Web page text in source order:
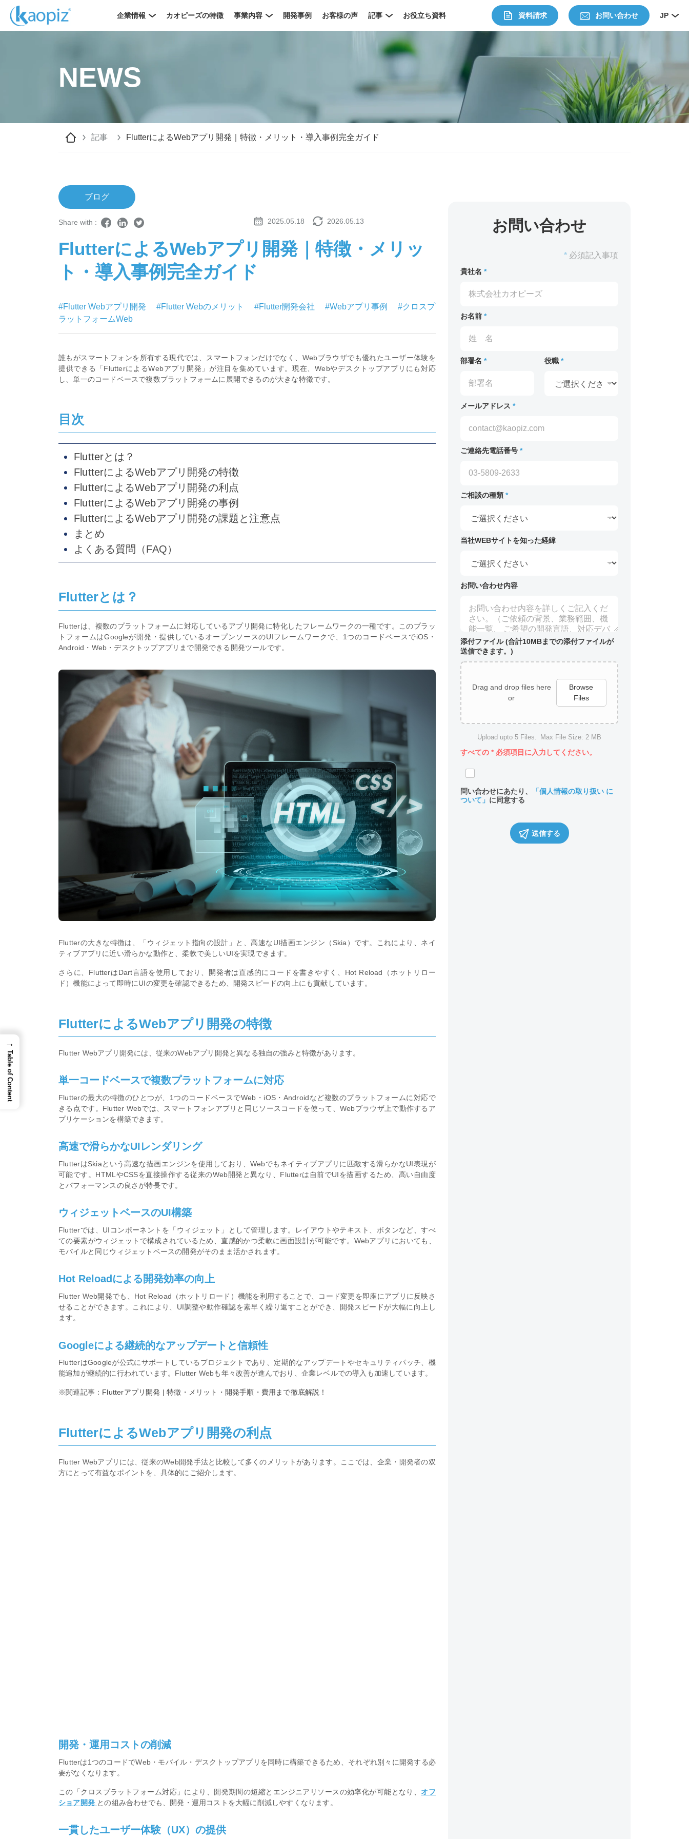
企業情報 カオピーズの特徴 事業内容 開発事例 お客様の声 記事 お役立ち資料 JP
資料請求 お問い合わせ
NEWS
記事 FlutterによるWebアプリ開発｜特徴・メリット・導入事例完全ガイド
ブログ
Share with : 2025.05.18 2026.05.13
FlutterによるWebアプリ開発｜特徴・メリッ
ト・導入事例完全ガイド
#Flutter Webアプリ開発 #Flutter Webのメリット #Flutter開発会社 #Webアプリ事例
#クロスプ
ラットフォームWeb
誰もがスマートフォンを所有する現代では、スマートフォンだけでなく、Webブラウザでも優れたユーザー体験を
提供できる「FlutterによるWebアプリ開発」が注目を集めています。現在、Webやデスクトップアプリにも対応
し、単一のコードベースで複数プラットフォームに展開できるのが大きな特徴です。
目次
Flutterとは？
FlutterによるWebアプリ開発の特徴
FlutterによるWebアプリ開発の利点
FlutterによるWebアプリ開発の事例
FlutterによるWebアプリ開発の課題と注意点
まとめ
よくある質問（FAQ）
Flutterとは？
Flutterは、複数のプラットフォームに対応しているアプリ開発に特化したフレームワークの一種です。このプラッ
トフォームはGoogleが開発・提供しているオープンソースのUIフレームワークで、1つのコードベースでiOS・
Android・Web・デスクトップアプリまで開発できる開発ツールです。
Flutterの大きな特徴は、「ウィジェット指向の設計」と、高速なUI描画エンジン（Skia）です。これにより、ネイ
ティブアプリに近い滑らかな動作と、柔軟で美しいUIを実現できます。
さらに、FlutterはDart言語を使用しており、開発者は直感的にコードを書きやすく、Hot Reload（ホットリロー
ド）機能によって即時にUIの変更を確認できるため、開発スピードの向上にも貢献しています。
FlutterによるWebアプリ開発の特徴
Flutter Webアプリ開発には、従来のWebアプリ開発と異なる独自の強みと特徴があります。
単一コードベースで複数プラットフォームに対応
Flutterの最大の特徴のひとつが、1つのコードベースでWeb・iOS・Androidなど複数のプラットフォームに対応で
きる点です。Flutter Webでは、スマートフォンアプリと同じソースコードを使って、Webブラウザ上で動作するア
プリケーションを構築できます。
高速で滑らかなUIレンダリング
FlutterはSkiaという高速な描画エンジンを使用しており、Webでもネイティブアプリに匹敵する滑らかなUI表現が
可能です。HTMLやCSSを直接操作する従来のWeb開発と異なり、Flutterは自前でUIを描画するため、高い自由度
とパフォーマンスの良さが特長です。
ウィジェットベースのUI構築
Flutterでは、UIコンポーネントを「ウィジェット」として管理します。レイアウトやテキスト、ボタンなど、すべ
ての要素がウィジェットで構成されているため、直感的かつ柔軟に画面設計が可能です。Webアプリにおいても、
モバイルと同じウィジェットベースの開発がそのまま活かされます。
Hot Reloadによる開発効率の向上
Flutter Web開発でも、Hot Reload（ホットリロード）機能を利用することで、コード変更を即座にアプリに反映さ
せることができます。これにより、UI調整や動作確認を素早く繰り返すことができ、開発スピードが大幅に向上し
ます。
Googleによる継続的なアップデートと信頼性
FlutterはGoogleが公式にサポートしているプロジェクトであり、定期的なアップデートやセキュリティパッチ、機
能追加が継続的に行われています。Flutter Webも年々改善が進んでおり、企業レベルでの導入も加速しています。
※関連記事： Flutterアプリ開発 | 特徴・メリット・開発手順・費用まで徹底解説！
FlutterによるWebアプリ開発の利点
Flutter Webアプリには、従来のWeb開発手法と比較して多くのメリットがあります。ここでは、企業・開発者の双
方にとって有益なポイントを、具体的にご紹介します。
開発・運用コストの削減
Flutterは1つのコードでWeb・モバイル・デスクトップアプリを同時に構築できるため、それぞれ別々に開発する必
要がなくなります。
この「クロスプラットフォーム対応」により、開発期間の短縮とエンジニアリソースの効率化が可能となり、
ショア開発との組み合わせでも、開発・運用コストを大幅に削減しやすくなります。
お問い合わせ
* 必須記入事項
貴社名 *
お名前 *
部署名 * 役職 *
メールアドレス *
ご連絡先電話番号 *
ご相談の種類 *
当社WEBサイトを知った経緯
お問い合わせ内容
添付ファイル (合計10MBまでの添付ファイルが
送信できます。)
Drag and drop files here
or
Browse
Files
Upload upto 5 Files. Max File Size: 2 MB
すべての *必須項目に入力してください。
問い合わせにあたり、
「個人情報の取り扱い に
ついて」 に同意する
送信する
→
Table of Content